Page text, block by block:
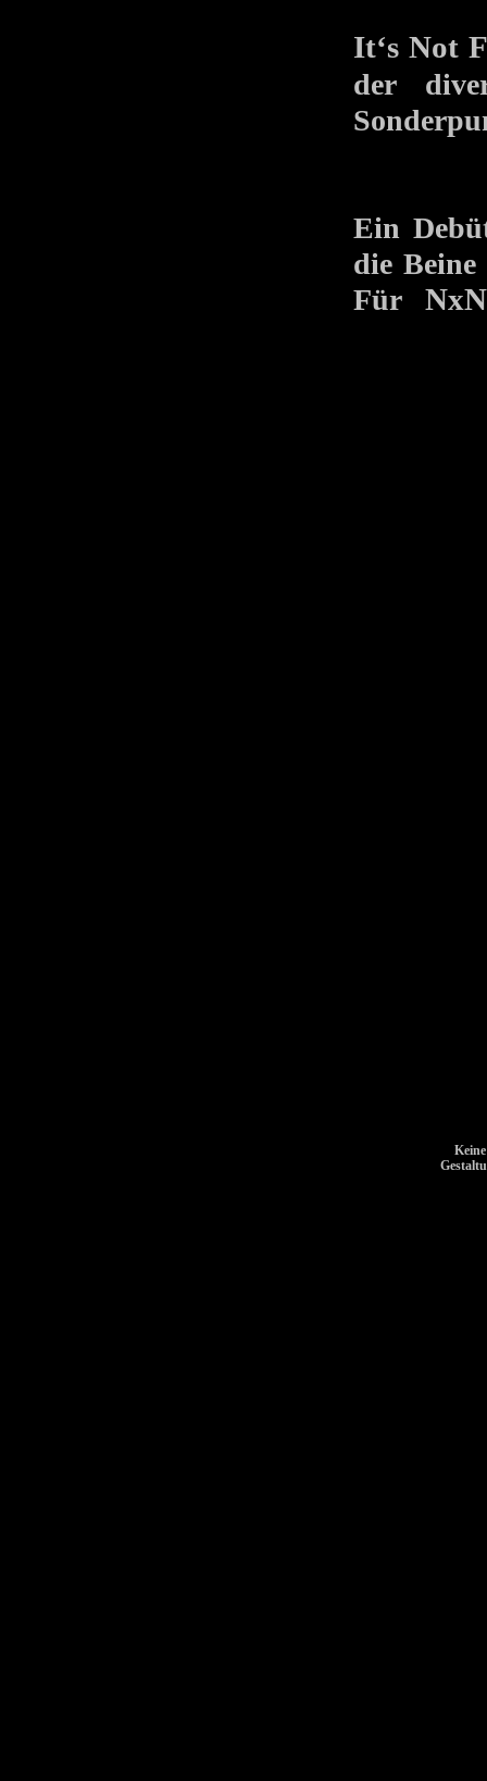
It‘s Not
der
Ein
die
Für NxN